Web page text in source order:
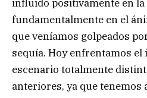
influido positivamente en
fundamentalmente en el
que veníamos golpeados
sequía. Hoy enfrentamos
escenario totalmente
anteriores, ya que tenemos